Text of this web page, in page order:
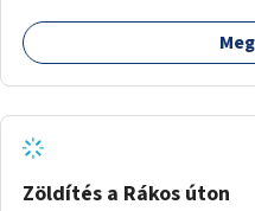
Zöldítés a Rákos úton